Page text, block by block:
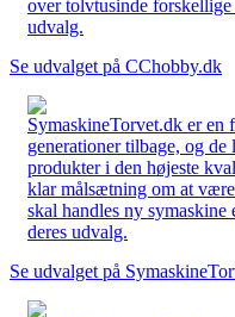
over tolvtusinde
udvalg.
Se udvalget på CChobby.dk
SymaskineTorvet.dk er en
generationer tilbage, og
produkter i den højeste
klar målsætning om at
skal handles ny
deres udvalg.
Se udvalget på